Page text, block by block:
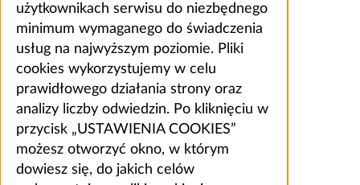
użytkownikach serwisu do niezbędnego
minimum wymaganego do świadczenia
usług na najwyższym poziomie. Pliki
cookies wykorzystujemy w celu
prawidłowego działania strony oraz
analizy liczby odwiedzin. Po kliknięciu w
przycisk „USTAWIENIA COOKIES”
możesz otworzyć okno, w którym
dowiesz się, do jakich celów